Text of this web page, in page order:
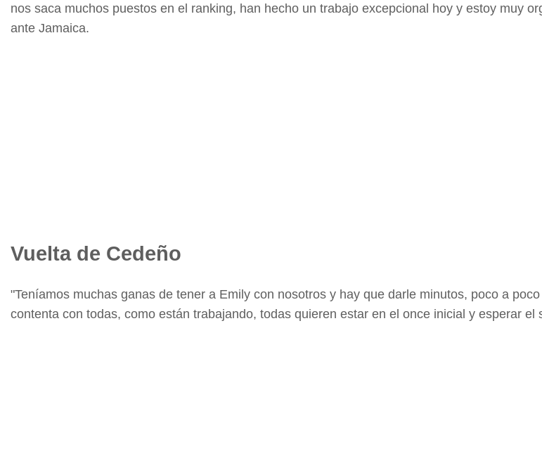
nos saca muchos puestos en el ranking, han hecho un trabajo excepcional hoy y estoy muy
ante Jamaica.
Vuelta de Cedeño
"Teníamos muchas ganas de tener a Emily con nosotros y hay que darle minutos, poco a
contenta con todas, como están trabajando, todas quieren estar en el once inicial y esperar